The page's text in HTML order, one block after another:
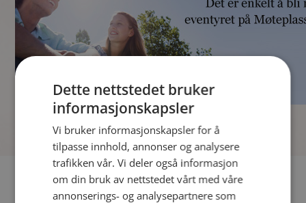
Fler single
Dette nettstedet bruker
informasjonskapsler
Vi bruker informasjonskapsler for å
tilpasse innhold, annonser og analysere
trafikken vår. Vi deler også informasjon
om din bruk av nettstedet vårt med våre
annonserings- og analysepartnere som